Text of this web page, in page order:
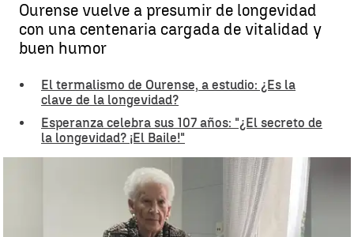
Ourense vuelve a presumir de longevidad
con una centenaria cargada de vitalidad y
buen humor
El termalismo de Ourense, a estudio: ¿Es la
clave de la longevidad?
Esperanza celebra sus 107 años: "¿El secreto de
la longevidad? ¡El Baile!"